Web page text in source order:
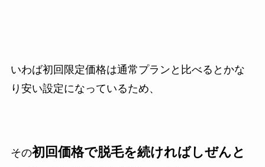
いわば初回限定価格は通常プランと比べるとかな
り安い設定になっているため、
その初回価格で脱毛を続ければしぜんと